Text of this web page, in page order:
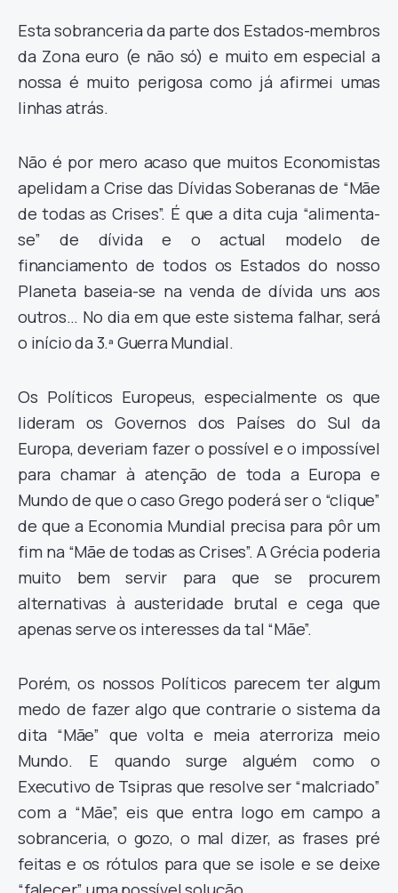
Esta sobranceria da parte dos Estados-membros
da Zona euro (e não só) e muito em especial a
nossa é muito perigosa como já afirmei umas
linhas atrás.
Não é por mero acaso que muitos Economistas
apelidam a Crise das Dívidas Soberanas de “Mãe
de todas as Crises”. É que a dita cuja “alimenta-
se” de dívida e o actual modelo de
financiamento de todos os Estados do nosso
Planeta baseia-se na venda de dívida uns aos
outros… No dia em que este sistema falhar, será
o início da 3.ª Guerra Mundial.
Os Políticos Europeus, especialmente os que
lideram os Governos dos Países do Sul da
Europa, deveriam fazer o possível e o impossível
para chamar à atenção de toda a Europa e
Mundo de que o caso Grego poderá ser o “clique”
de que a Economia Mundial precisa para pôr um
fim na “Mãe de todas as Crises”. A Grécia poderia
muito bem servir para que se procurem
alternativas à austeridade brutal e cega que
apenas serve os interesses da tal “Mãe”.
Porém, os nossos Políticos parecem ter algum
medo de fazer algo que contrarie o sistema da
dita “Mãe” que volta e meia aterroriza meio
Mundo. E quando surge alguém como o
Executivo de Tsipras que resolve ser “malcriado”
com a “Mãe”, eis que entra logo em campo a
sobranceria, o gozo, o mal dizer, as frases pré
feitas e os rótulos para que se isole e se deixe